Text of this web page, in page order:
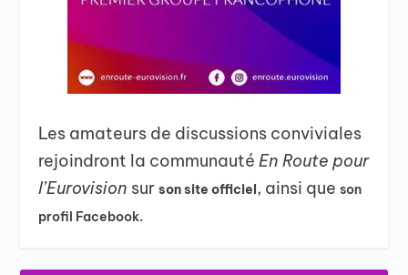
Les amateurs de discussions conviviales
rejoindront la communautéEn Route pour
l’Eurovision surson site officiel, ainsi queson
profil Facebook.